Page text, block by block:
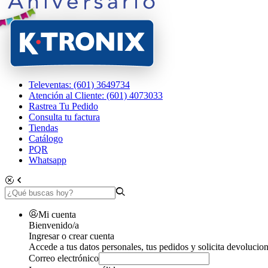
Televentas: (601) 3649734
Atención al Cliente: (601) 4073033
Rastrea Tu Pedido
Consulta tu factura
Tiendas
Catálogo
PQR
Whatsapp
Mi cuenta
Bienvenido/a
Ingresar o crear cuenta
Accede a tus datos personales, tus pedidos y solicita
Correo electrónico